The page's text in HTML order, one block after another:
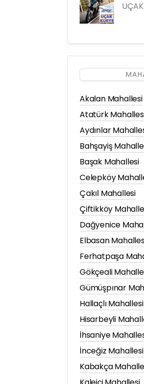
Akalan Mahallesi
Atatürk
Aydınlar
Bahşayiş
Başak Mahallesi
Celepköy
Çakıl Mahallesi
Çiftikköy
Dağyenice
Elbasan
Ferhatpaşa
Gökçeali
Gümüşpınar
Hallaçlı Mahallesi
Hisarbeyli
İhsaniye
İnceğiz Mahallesi
Kabakça